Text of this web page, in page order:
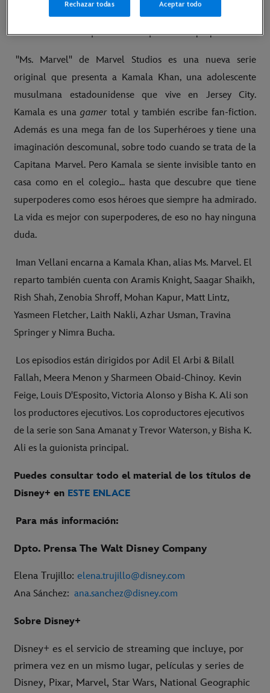
Cinematográfico Marvel que intenta conciliar el instituto y
la familia a la vez que descubre que tiene superpoderes.
"Ms. Marvel" de Marvel Studios es una nueva serie
original que presenta a Kamala Khan, una adolescente
musulmana estadounidense que vive en Jersey City.
Kamala es unagamertotal y también escribe fan-fiction.
Además es una mega fan de los Superhéroes y tiene una
imaginación descomunal, sobre todo cuando se trata de la
Capitana Marvel. Pero Kamala se siente invisible tanto en
casa como en el colegio... hasta que descubre que tiene
superpoderes como esos héroes que siempre ha admirado.
La vida es mejor con superpoderes, de eso no hay ninguna
duda.
Iman Vellani encarna a Kamala Khan, alias Ms. Marvel. El
reparto también cuenta con Aramis Knight, Saagar Shaikh,
Rish Shah, Zenobia Shroff, Mohan Kapur, Matt Lintz,
Yasmeen Fletcher, Laith Nakli, Azhar Usman, Travina
Springer y Nimra Bucha.
Los episodios están dirigidos por Adil El Arbi & Bilall
Fallah, Meera Menon y Sharmeen Obaid-Chinoy. Kevin
Feige, Louis D'Esposito, Victoria Alonso y Bisha K. Ali son
los productores ejecutivos. Los coproductores ejecutivos
de la serie son Sana Amanat y Trevor Waterson, y Bisha K.
Ali es la guionista principal.
Puedes consultar todo el material de los títulos de
Disney+ en ESTE ENLACE
Para más información:
Dpto. Prensa The Walt Disney Company
Elena Trujillo: elena.trujillo@disney.com
Ana Sánchez: ana.sanchez@disney.com
Sobre Disney+
Disney+ es el servicio de streaming que incluye, por
primera vez en un mismo lugar, películas y series de
Disney, Pixar, Marvel, Star Wars, National Geographic
Rechazar todas Aceptar todo